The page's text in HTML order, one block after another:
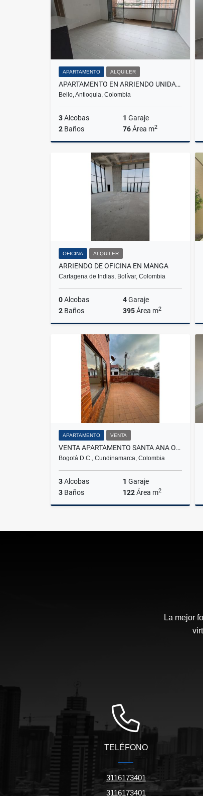
APARTAMENTO ALQUILER
APARTAMENTO EN ARRIENDO UNIDAD DISTRITO PLAZA, BELLO
Bello, Antioquia, Colombia
3Alcobas 1 Garaje
2 Baños 76Área m2
$2.800.000
OFICINA ALQUILER
ARRIENDO DE OFICINA EN MANGA
Cartagena de Indias, Bolívar, Colombia
0Alcobas 4Garaje
2 Baños 395Área m2
Alquiler
$47.400.000
APARTAMENTO VENTA
VENTA APARTAMENTO SANTA ANA ORIENTAL - BOGOTA
Bogotá D.C., Cundinamarca, Colombia
3Alcobas 1 Garaje
3 Baños 122Área m2
$890.000.000
La mejor
TELÉFONO
3116173401
3116173401